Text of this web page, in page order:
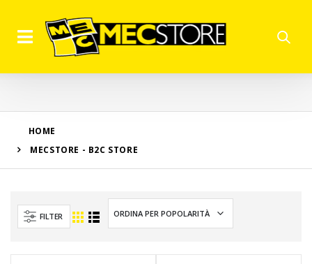
HOME
MECSTORE - B2C STORE
FILTER